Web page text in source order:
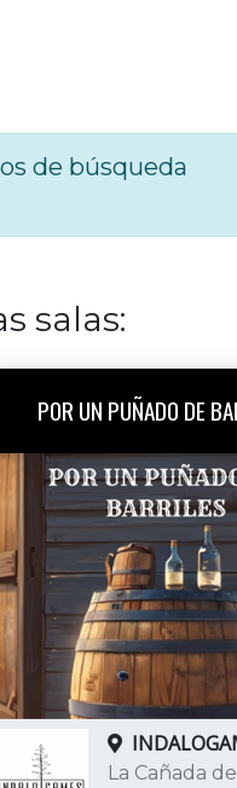
de búsqueda
salas:
POR UN PUÑADO DE
La Cañada